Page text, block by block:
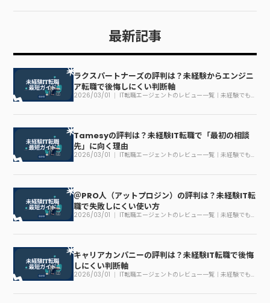
最新記事
ラクスパートナーズの評判は？未経験からエンジニ
ア転職で後悔しにくい判断軸
2026/03/01 IT転職エージェントのレビュー一覧｜未経験でも
Tamesyの評判は？未経験IT転職で「最初の相談
先」に向く理由
2026/03/01 IT転職エージェントのレビュー一覧｜未経験でも
＠PRO人（アットプロジン）の評判は？未経験IT転
職で失敗しにくい使い方
2026/03/01 IT転職エージェントのレビュー一覧｜未経験でも
迷わない見方
キャリアカンパニーの評判は？未経験IT転職で後悔
しにくい判断軸
2026/03/01 IT転職エージェントのレビュー一覧｜未経験でも